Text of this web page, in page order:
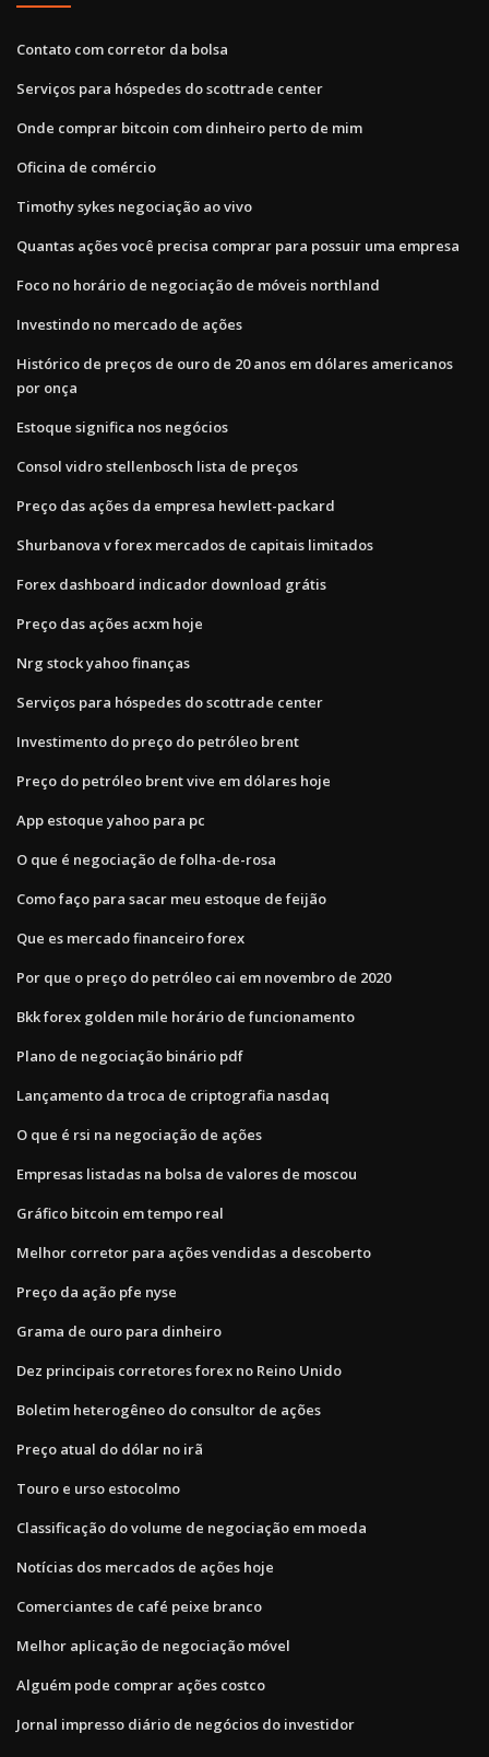
Contato com corretor da bolsa
Serviços para hóspedes do scottrade center
Onde comprar bitcoin com dinheiro perto de mim
Oficina de comércio
Timothy sykes negociação ao vivo
Quantas ações você precisa comprar para possuir uma empresa
Foco no horário de negociação de móveis northland
Investindo no mercado de ações
Histórico de preços de ouro de 20 anos em dólares americanos
por onça
Estoque significa nos negócios
Consol vidro stellenbosch lista de preços
Preço das ações da empresa hewlett-packard
Shurbanova v forex mercados de capitais limitados
Forex dashboard indicador download grátis
Preço das ações acxm hoje
Nrg stock yahoo finanças
Serviços para hóspedes do scottrade center
Investimento do preço do petróleo brent
Preço do petróleo brent vive em dólares hoje
App estoque yahoo para pc
O que é negociação de folha-de-rosa
Como faço para sacar meu estoque de feijão
Que es mercado financeiro forex
Por que o preço do petróleo cai em novembro de 2020
Bkk forex golden mile horário de funcionamento
Plano de negociação binário pdf
Lançamento da troca de criptografia nasdaq
O que é rsi na negociação de ações
Empresas listadas na bolsa de valores de moscou
Gráfico bitcoin em tempo real
Melhor corretor para ações vendidas a descoberto
Preço da ação pfe nyse
Grama de ouro para dinheiro
Dez principais corretores forex no Reino Unido
Boletim heterogêneo do consultor de ações
Preço atual do dólar no irã
Touro e urso estocolmo
Classificação do volume de negociação em moeda
Notícias dos mercados de ações hoje
Comerciantes de café peixe branco
Melhor aplicação de negociação móvel
Alguém pode comprar ações costco
Jornal impresso diário de negócios do investidor